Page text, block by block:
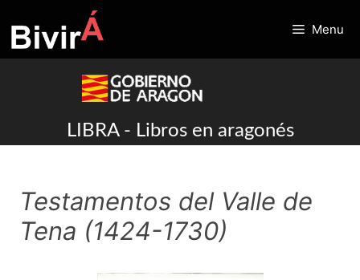
to
content
Menu
LIBRA - Libros en aragonés
Testamentos del Valle de
Tena (1424-1730)